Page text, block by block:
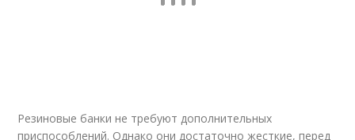
Резиновые банки не требуют дополнительных
приспособлений. Однако они достаточно жесткие, перед